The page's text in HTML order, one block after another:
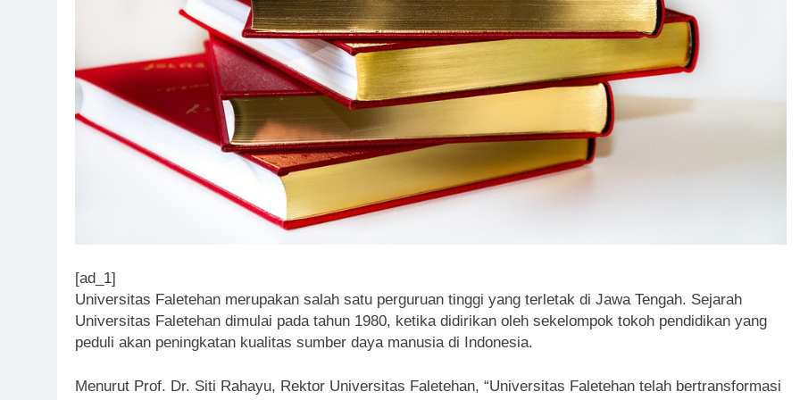
[ad_1]
Universitas Faletehan merupakan salah satu perguruan tinggi yang terletak di Jawa Tengah. Sejarah
Universitas Faletehan dimulai pada tahun 1980, ketika didirikan oleh sekelompok tokoh pendidikan yang
peduli akan peningkatan kualitas sumber daya manusia di Indonesia.
Menurut Prof. Dr. Siti Rahayu, Rektor Universitas Faletehan, “Universitas Faletehan telah bertransformasi